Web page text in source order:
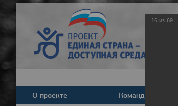
О проекте Команда
16 из 69